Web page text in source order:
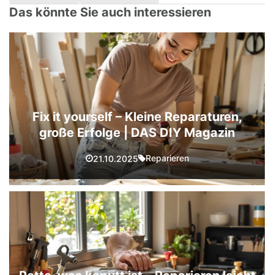
Das könnte Sie auch interessieren
Fix it yourself – Kleine Reparaturen,
große Erfolge | DAS DIY Magazin
21.10.2025 Reparieren